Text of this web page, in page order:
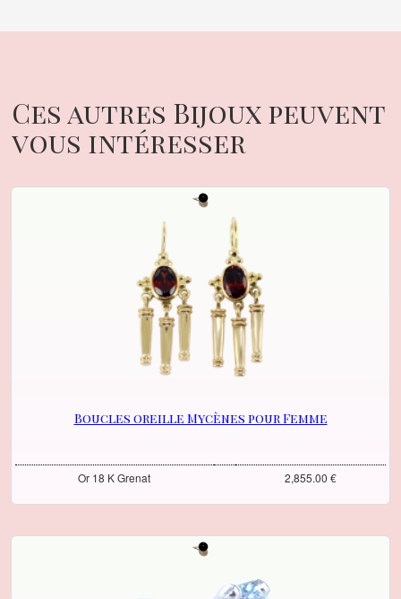
Ces autres Bijoux peuvent
vous intéresser
Boucles oreille Mycènes pour Femme
Or 18 K Grenat 2,855.00 €